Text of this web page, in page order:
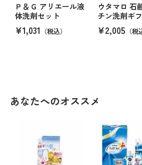
Ｐ＆Ｇ アリエール液
体洗剤セット
¥1,031 （税込）
ウタマロ 石
チン洗剤ギ
¥2,005 （税
あなたへのオススメ